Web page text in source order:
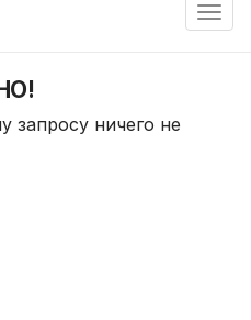
ничего не